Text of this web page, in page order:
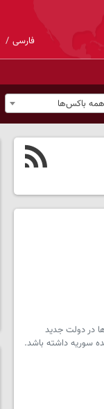
فارسی
همه باکس‌ها
در دولت جدید
سوریه داشته باشد.